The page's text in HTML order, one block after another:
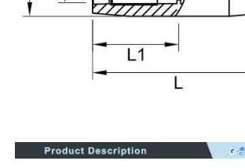
Demande de soumission
machine de soudage par fusion à bout
Appareils de fusion électrique